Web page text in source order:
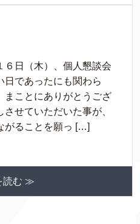
６日（木）、個人懇談会
日であったにも関わら
まことにありがとうござ
せていただいた事が、
がることを願っ […]
読む ≫